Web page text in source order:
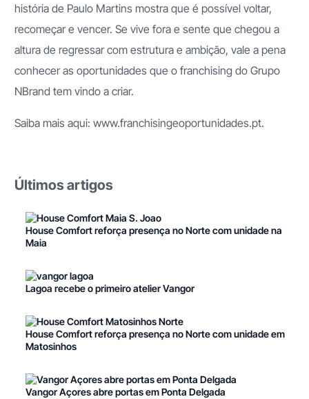
história de Paulo Martins mostra que é possível voltar,
recomeçar e vencer. Se vive fora e sente que chegou a
altura de regressar com estrutura e ambição, vale a pena
conhecer as oportunidades que o franchising do Grupo
NBrand tem vindo a criar.
Saiba mais aqui: www.franchisingeoportunidades.pt.
Últimos artigos
House Comfort reforça presença no Norte com unidade na
Maia
Lagoa recebe o primeiro atelier Vangor
House Comfort reforça presença no Norte com unidade em
Matosinhos
Vangor Açores abre portas em Ponta Delgada